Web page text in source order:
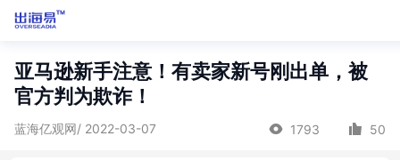
亚马逊新手注意！有卖家新号刚出单，被
官方判为欺诈！
蓝海亿观网/ 2022-03-07 1793 50